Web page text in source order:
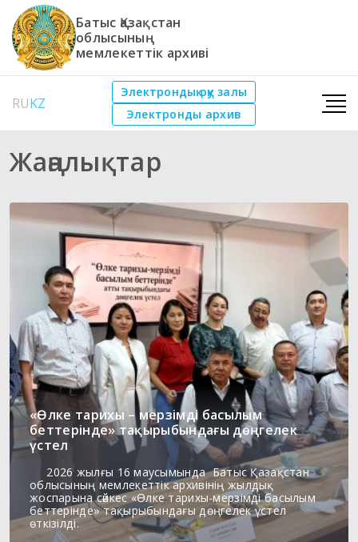
Батыс Қазақстан
облысының
мемлекеттік архиві
RUKZ
Электрондық оқу залы
Электронды архив
Жаңалықтар
«Өлке тарихы – мерзімді басылым
беттерінде» тақырыбындағы дөңгелек
үстел
2026 жылғы 16 маусымында Батыс Қазақстан
облысының мемлекеттік архивінің жылдық
жоспарына сәйкес «Өлке тарихы-мерзімді басылым
беттерінде» тақырыбындағы дөңгелек үстел
өткізілді.